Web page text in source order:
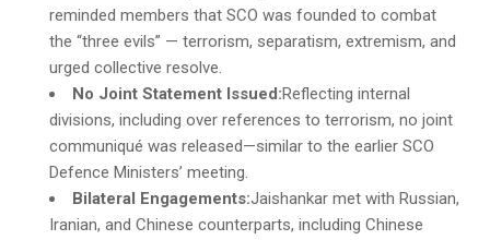
reminded members that SCO was founded to combat
the “three evils” — terrorism, separatism, extremism, and
urged collective resolve.
No Joint Statement Issued:Reflecting internal
divisions, including over references to terrorism, no joint
communiqué was released—similar to the earlier SCO
Defence Ministers’ meeting.
Bilateral Engagements:Jaishankar met with Russian,
Iranian, and Chinese counterparts, including Chinese